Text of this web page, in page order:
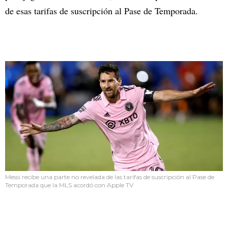
de esas tarifas de suscripción al Pase de Temporada.
Messi recibe una parte no revelada de las tarifas de suscripción al Pase de
Temporada que la MLS acordó con Apple TV